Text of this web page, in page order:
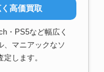
高価買取
・PS5など幅広く
、マニアックなソ
します。